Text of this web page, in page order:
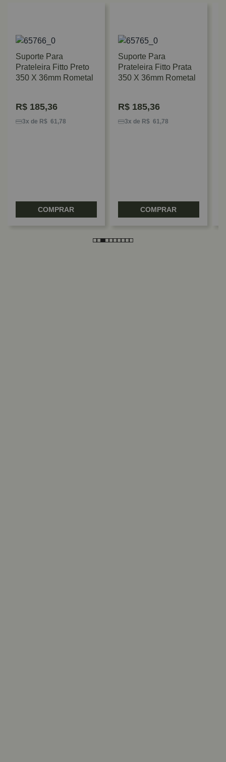
Suporte Para
Prateleira Fitto Preto
350 X 36mm Rometal
R$ 185,36
3x de R$ 61,78
COMPRAR
Suporte Para
Prateleira Fitto Prata
350 X 36mm Rometal
R$ 185,36
3x de R$ 61,78
COMPRAR